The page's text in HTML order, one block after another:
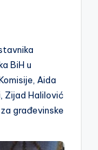
BiH u
Aida
Zijad Halilović
građevinske